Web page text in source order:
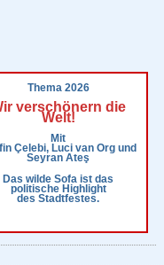
Thema 2026
verschönern die
Welt!
Mit
Çelebi, Luci van Org und
Seyran Ateş
Das wilde Sofa ist das
politische Highlight
des Stadtfestes.